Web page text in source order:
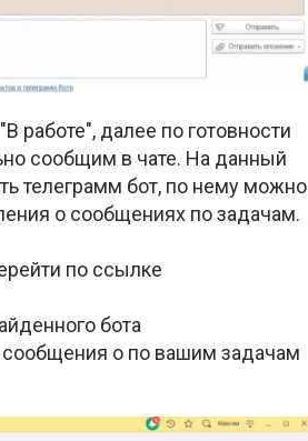
работе", далее по готовности
сообщим в чате. На данный
телеграмм бот, по нему можно
о сообщениях по задачам.
по ссылке
бота
сообщения о по вашим задачам